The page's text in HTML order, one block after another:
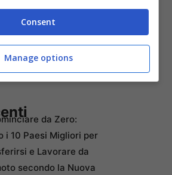
dalla morte.
5
da Zero:
i 10 Paesi Migliori per
e Lavorare da
secondo la Nuova
Consent
Manage options